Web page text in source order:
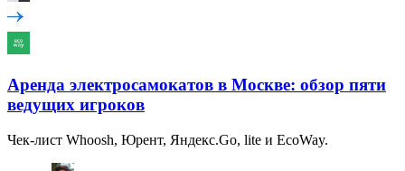
Аренда электросамокатов в Москве: обзор пяти
ведущих игроков
Чек-лист Whoosh, Юрент, Яндекс.Go, lite и EcoWay.